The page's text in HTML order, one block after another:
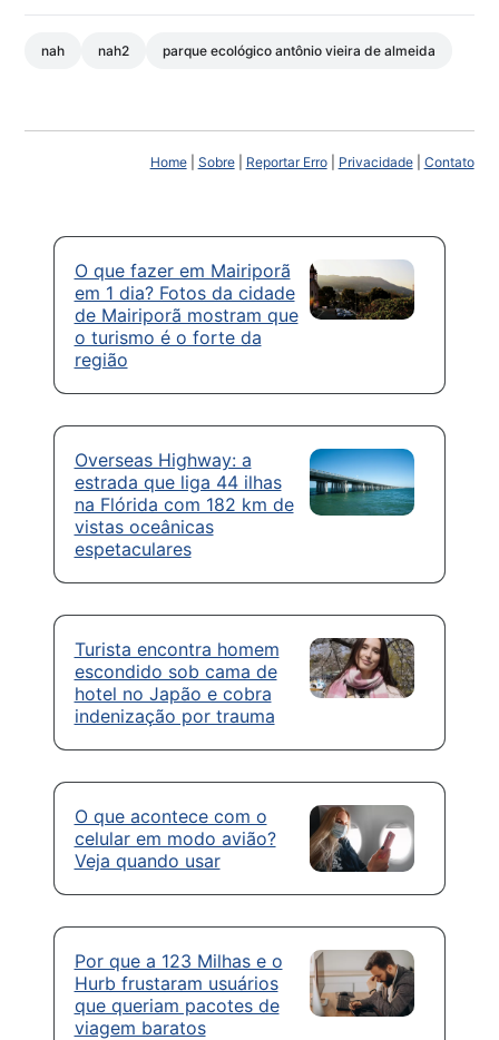
nah nah2 parque ecológico antônio vieira de almeida
Home| Sobre| Reportar Erro| Privacidade| Contato
O que fazer em Mairiporã
em 1 dia? Fotos da cidade
de Mairiporã mostram que
o turismo é o forte da
região
Overseas Highway: a
estrada que liga 44 ilhas
na Flórida com 182 km de
vistas oceânicas
espetaculares
Turista encontra homem
escondido sob cama de
hotel no Japão e cobra
indenização por trauma
O que acontece com o
celular em modo avião?
Veja quando usar
Por que a 123 Milhas e o
Hurb frustaram usuários
que queriam pacotes de
viagem baratos